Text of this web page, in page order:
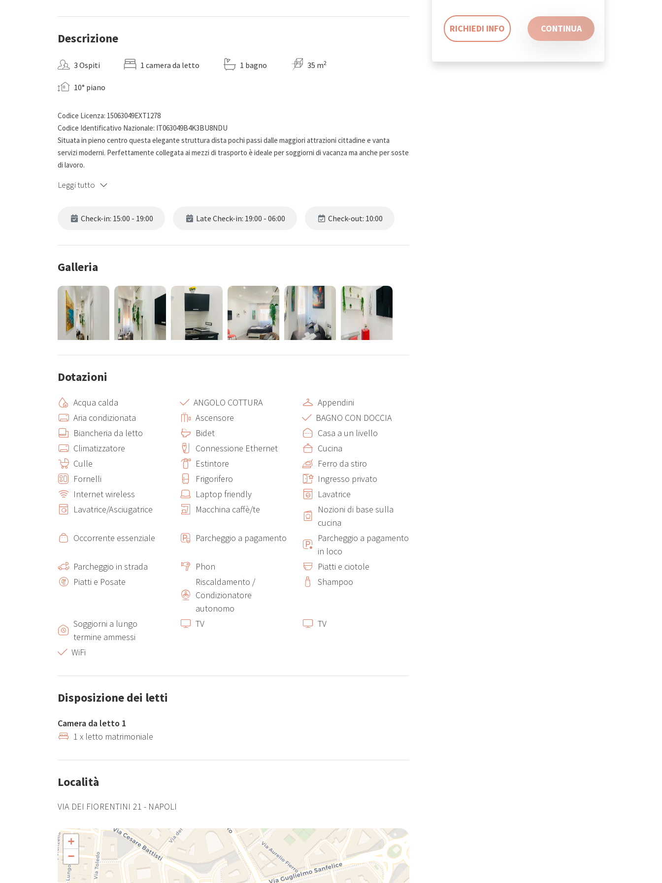
Descrizione
3 Ospiti 1 camera da letto 1 bagno 35 m2
10° piano
Codice Licenza: 15063049EXT1278
Codice Identificativo Nazionale: IT063049B4K3BU8NDU
Situata in pieno centro questa elegante struttura dista pochi passi dalle maggiori attrazioni cittadine e vanta
servizi moderni. Perfettamente collegata ai mezzi di trasporto è ideale per soggiorni di vacanza ma anche per soste
di lavoro.
Leggi tutto
Check-in: 15:00 - 19:00 Late Check-in: 19:00 - 06:00 Check-out: 10:00
Galleria
Dotazioni
Acqua calda ANGOLO COTTURA
Appendini
Aria condizionata
Ascensore
BAGNO CON DOCCIA
Biancheria da letto
Bidet
Casa a un livello
Climatizzatore
Connessione Ethernet
Cucina
Culle
Estintore
Ferro da stiro
Fornelli
Frigorifero
Ingresso privato
Internet wireless
Laptop friendly
Lavatrice
Lavatrice/Asciugatrice
Macchina caffè/te
Nozioni di base sulla
cucina
Occorrente essenziale
Parcheggio a pagamento
Parcheggio a pagamento
in loco
Parcheggio in strada
Phon
Piatti e ciotole
Piatti e Posate
Riscaldamento /
Condizionatore
autonomo
Shampoo
Soggiorni a lungo
termine ammessi
TV TV
WiFi
Disposizione dei letti
Camera da letto 1
1 x letto matrimoniale
Località
VIA DEI FIORENTINI 21 - NAPOLI
+
−
RICHIEDI INFO CONTINUA